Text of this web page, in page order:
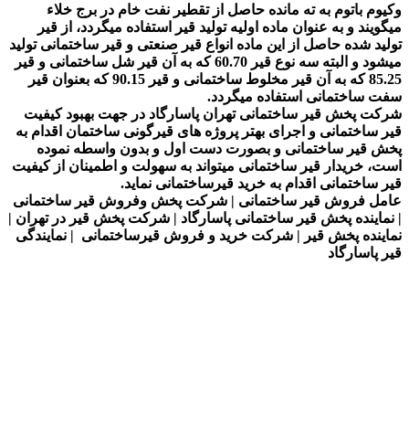
وکیوم باتوم به ته مانده حاصل از تقطیر نفت خام در برج خلاء
میگویند و به عنوان ماده اولیه تولید قیر استفاده میگردد، از قیر
تولید شده حاصل از این ماده انواع قیر صنعتی و قیر ساختمانی تولید
میشود و البته سه نوع قیر 60.70 که به آن قیر شل ساختمانی و قیر
85.25 که به آن قیر مخلوط ساختمانی و قیر 90.15 که بعنوان قیر
سفت ساختمانی استفاده میگردد.
شرکت پخش قیر ساختمانی تهران پاسارگاد در جهت بهبود کیفیت
قیر ساختمانی و اجرای بهتر پروژه های قیرگونی ساختمان اقدام به
پخش قیر ساختمانی و بصورت دست اول و بدون واسطه نموده
است، خریدار قیر ساختمانی میتواند به سهولت و اطمینان از کیفیت
قیر ساختمانی اقدام به خرید قیرساختمانی نماید.
عامل فروش قیر ساختمانی | شرکت پخش وفروش قیر ساختمانی
| نماینده پخش قیر ساختمانی پاسارگاد | شرکت پخش قیر در تهران |
نماینده پخش قیر | شرکت خرید و فروش قیرساختمانی | نمایندگی
قیر پاسارگاد